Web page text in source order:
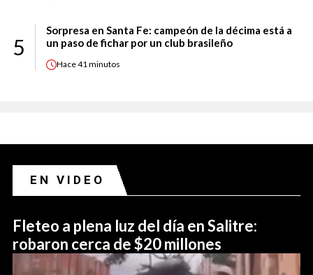
5
Sorpresa en Santa Fe: campeón de la décima está a
un paso de fichar por un club brasileño
Hace41 minutos
EN VIDEO
Fleteo a plena luz del día en Salitre:
robaron cerca de $20 millones